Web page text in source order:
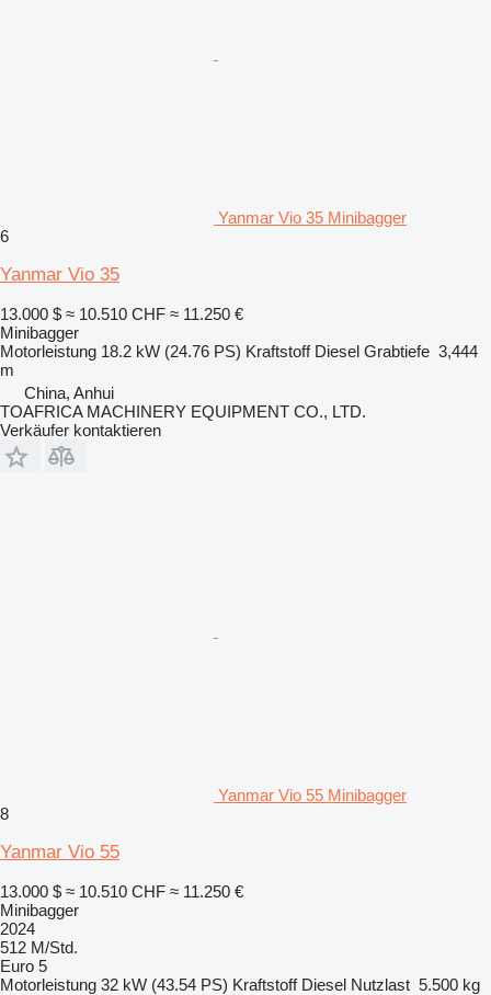
Yanmar Vio 35 Minibagger
6
Yanmar Vio 35
13.000 $ ≈ 10.510 CHF ≈ 11.250 €
Minibagger
Motorleistung 18.2 kW (24.76 PS) Kraftstoff Diesel Grabtiefe 3,444
m
China, Anhui
TOAFRICA MACHINERY EQUIPMENT CO., LTD.
Verkäufer kontaktieren
Yanmar Vio 55 Minibagger
8
Yanmar Vio 55
13.000 $ ≈ 10.510 CHF ≈ 11.250 €
Minibagger
2024
512 M/Std.
Euro 5
Motorleistung 32 kW (43.54 PS) Kraftstoff Diesel Nutzlast 5.500 kg